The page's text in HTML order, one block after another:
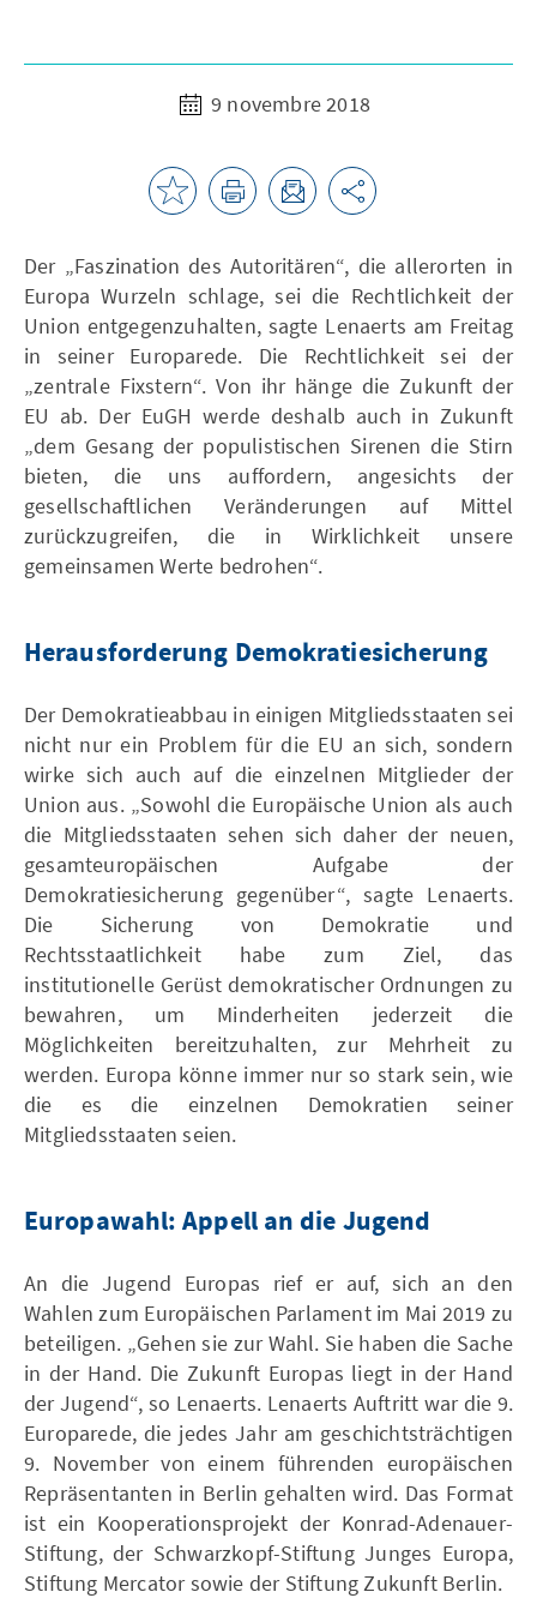
9 novembre 2018
Der „Faszination des Autoritären“, die allerorten in
Europa Wurzeln schlage, sei die Rechtlichkeit der
Union entgegenzuhalten, sagte Lenaerts am Freitag
in seiner Europarede. Die Rechtlichkeit sei der
„zentrale Fixstern“. Von ihr hänge die Zukunft der
EU ab. Der EuGH werde deshalb auch in Zukunft
„dem Gesang der populistischen Sirenen die Stirn
bieten, die uns auffordern, angesichts der
gesellschaftlichen Veränderungen auf Mittel
zurückzugreifen, die in Wirklichkeit unsere
gemeinsamen Werte bedrohen“.
Herausforderung Demokratiesicherung
Der Demokratieabbau in einigen Mitgliedsstaaten sei
nicht nur ein Problem für die EU an sich, sondern
wirke sich auch auf die einzelnen Mitglieder der
Union aus. „Sowohl die Europäische Union als auch
die Mitgliedsstaaten sehen sich daher der neuen,
gesamteuropäischen Aufgabe der
Demokratiesicherung gegenüber“, sagte Lenaerts.
Die Sicherung von Demokratie und
Rechtsstaatlichkeit habe zum Ziel, das
institutionelle Gerüst demokratischer Ordnungen zu
bewahren, um Minderheiten jederzeit die
Möglichkeiten bereitzuhalten, zur Mehrheit zu
werden. Europa könne immer nur so stark sein, wie
die es die einzelnen Demokratien seiner
Mitgliedsstaaten seien.
Europawahl: Appell an die Jugend
An die Jugend Europas rief er auf, sich an den
Wahlen zum Europäischen Parlament im Mai 2019 zu
beteiligen. „Gehen sie zur Wahl. Sie haben die Sache
in der Hand. Die Zukunft Europas liegt in der Hand
der Jugend“, so Lenaerts. Lenaerts Auftritt war die 9.
Europarede, die jedes Jahr am geschichtsträchtigen
9. November von einem führenden europäischen
Repräsentanten in Berlin gehalten wird. Das Format
ist ein Kooperationsprojekt der Konrad-Adenauer-
Stiftung, der Schwarzkopf-Stiftung Junges Europa,
Stiftung Mercator sowie der Stiftung Zukunft Berlin.